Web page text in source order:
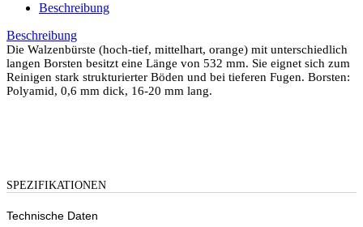
Beschreibung
Beschreibung
Die Walzenbürste (hoch-tief, mittelhart, orange) mit unterschiedlich
langen Borsten besitzt eine Länge von 532 mm. Sie eignet sich zum
Reinigen stark strukturierter Böden und bei tieferen Fugen. Borsten:
Polyamid, 0,6 mm dick, 16-20 mm lang.
SPEZIFIKATIONEN
Technische Daten